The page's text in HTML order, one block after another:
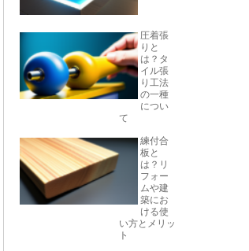
圧着張
りと
は？タ
イル張
り工法
の一種
につい
て
練付合
板と
は？リ
フォー
ムや建
築にお
ける使
い方とメリッ
ト